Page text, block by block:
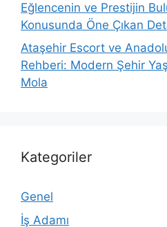
Eğlencenin ve Prestijin
Konusunda Öne Çıkan
Ataşehir Escort ve
Rehberi: Modern Şehir
Mola
Kategoriler
Genel
İş Adamı